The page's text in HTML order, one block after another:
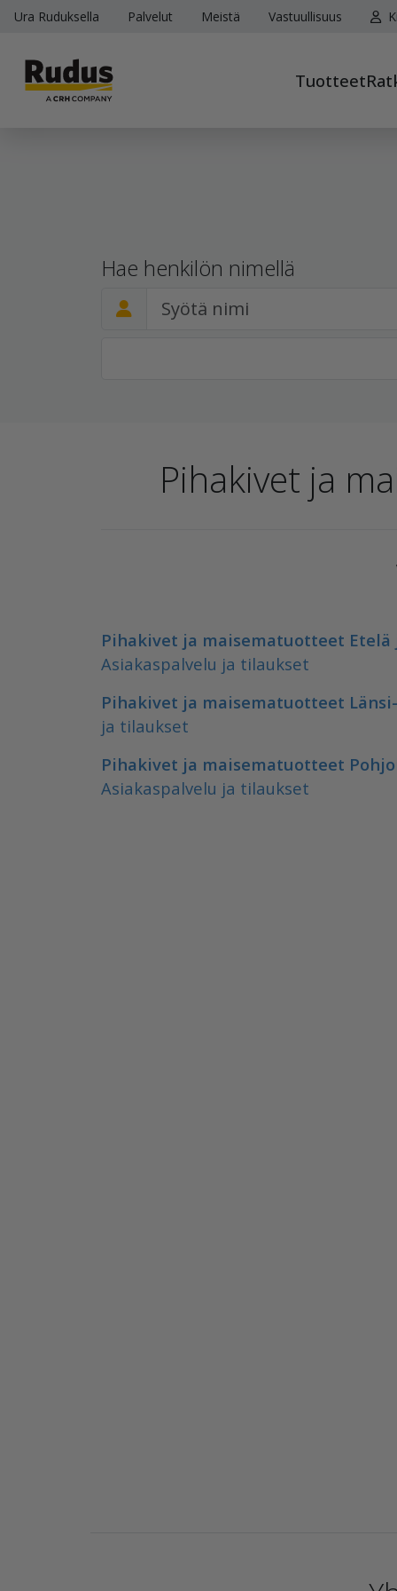
Ura Ruduksella Palvelut Meistä Vastuullisuus
Tuotteet
Hae henkilön nimellä
Pihakivet ja
Pihakivet ja maisematuotteet Etelä
Asiakaspalvelu ja tilaukset
Pihakivet ja maisematuotteet
ja tilaukset
Pihakivet ja maisematuotteet
Asiakaspalvelu ja tilaukset